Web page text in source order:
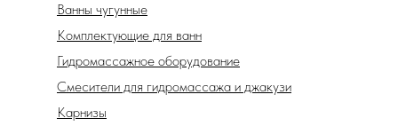
Ванны чугунные
Комплектующие для ванн
Гидромассажное оборудование
Смесители для гидромассажа и джакузи
Карнизы